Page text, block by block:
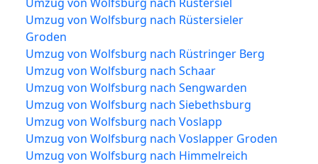
Umzug von Wolfsburg nach Rüstersieler
Groden
Umzug von Wolfsburg nach Rüstringer Berg
Umzug von Wolfsburg nach Schaar
Umzug von Wolfsburg nach Sengwarden
Umzug von Wolfsburg nach Siebethsburg
Umzug von Wolfsburg nach Voslapp
Umzug von Wolfsburg nach Voslapper Groden
Umzug von Wolfsburg nach Himmelreich